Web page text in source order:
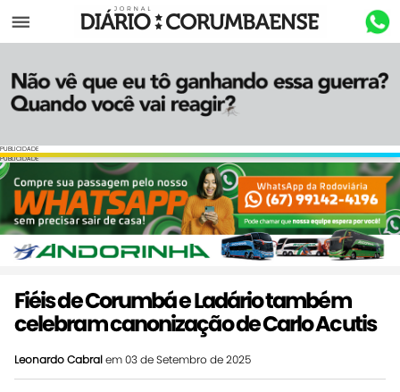
Menu
PUBLICIDADE
PUBLICIDADE
Fiéis de Corumbá e Ladário também
celebram canonização de Carlo Acutis
Leonardo Cabralem 03 de Setembro de 2025